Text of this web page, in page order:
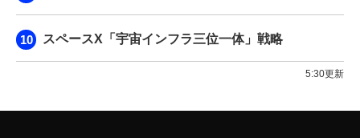
スペースX「宇宙インフラ三位一体」戦略
5:30更新